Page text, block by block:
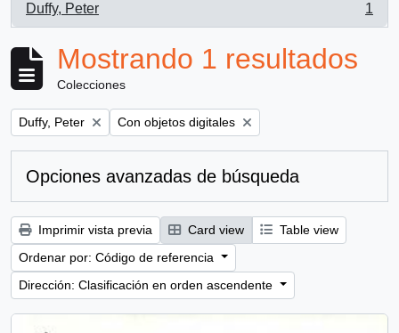
Duffy, Peter
, 1 resultados
1
Mostrando 1 resultados
Colecciones
Remove filter:
Duffy, Peter Remove filter:
Con objetos digitales
Opciones avanzadas de búsqueda
Imprimir vista previa Card view
Table view
Ordenar por: Código de referencia
Dirección: Clasificación en orden ascendente